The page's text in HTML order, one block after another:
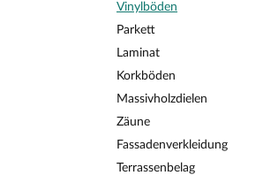
Vinylböden
Parkett
Laminat
Korkböden
Massivholzdielen
Zäune
Fassadenverkleidung
Terrassenbelag